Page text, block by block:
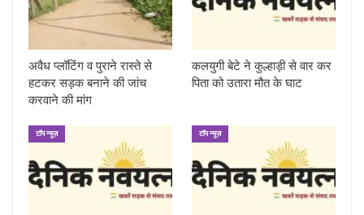
अवैध प्लॉटिंग व पुराने रास्ते से
हटकर सड़क बनाने की जांच
करवाने की मांग
कलयुगी बेटे ने कुल्हाड़ी से वार कर
पिता को उतारा मौत के घाट
टॉप न्यूज़ टॉप न्यूज़